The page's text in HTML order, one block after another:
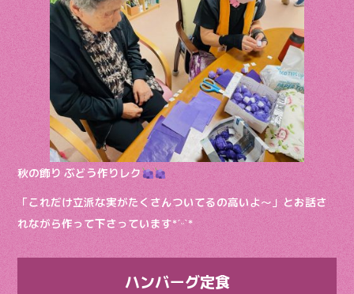
秋の飾り ぶどう作りレク
「これだけ立派な実がたくさんついてるの高いよ〜」とお話さ
れながら作って下さっています*ˊᵕˋ*
ハンバーグ定食